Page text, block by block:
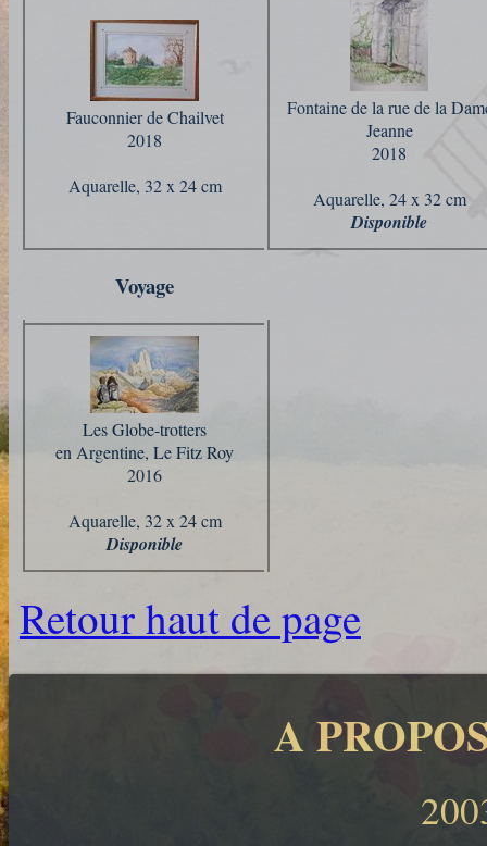
Fauconnier de Chailvet
2018
Aquarelle, 32 x 24 cm
Fontaine de la rue de la
Jeanne
2018
Aquarelle, 24 x 32 cm
Disponible
Voyage
Les Globe-trotters
en Argentine, Le Fitz Roy
2016
Aquarelle, 32 x 24 cm
Disponible
Retour haut de page
A